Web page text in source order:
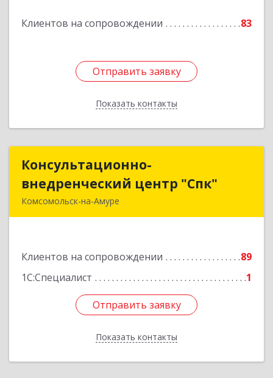
Клиентов на сопровождении 83
Отправить заявку
Показать контакты
Подробнее
Отправить заявку
Назад
Консультационно-
внедренческий центр "Спк"
Комсомольск-на-Амуре
Клиентов на сопровождении
89
1С:Специалист
1
Отправить заявку
Показать контакты
Консультационно-
внедренческий центр "Спк"
Подробнее
Отправить заявку
Назад